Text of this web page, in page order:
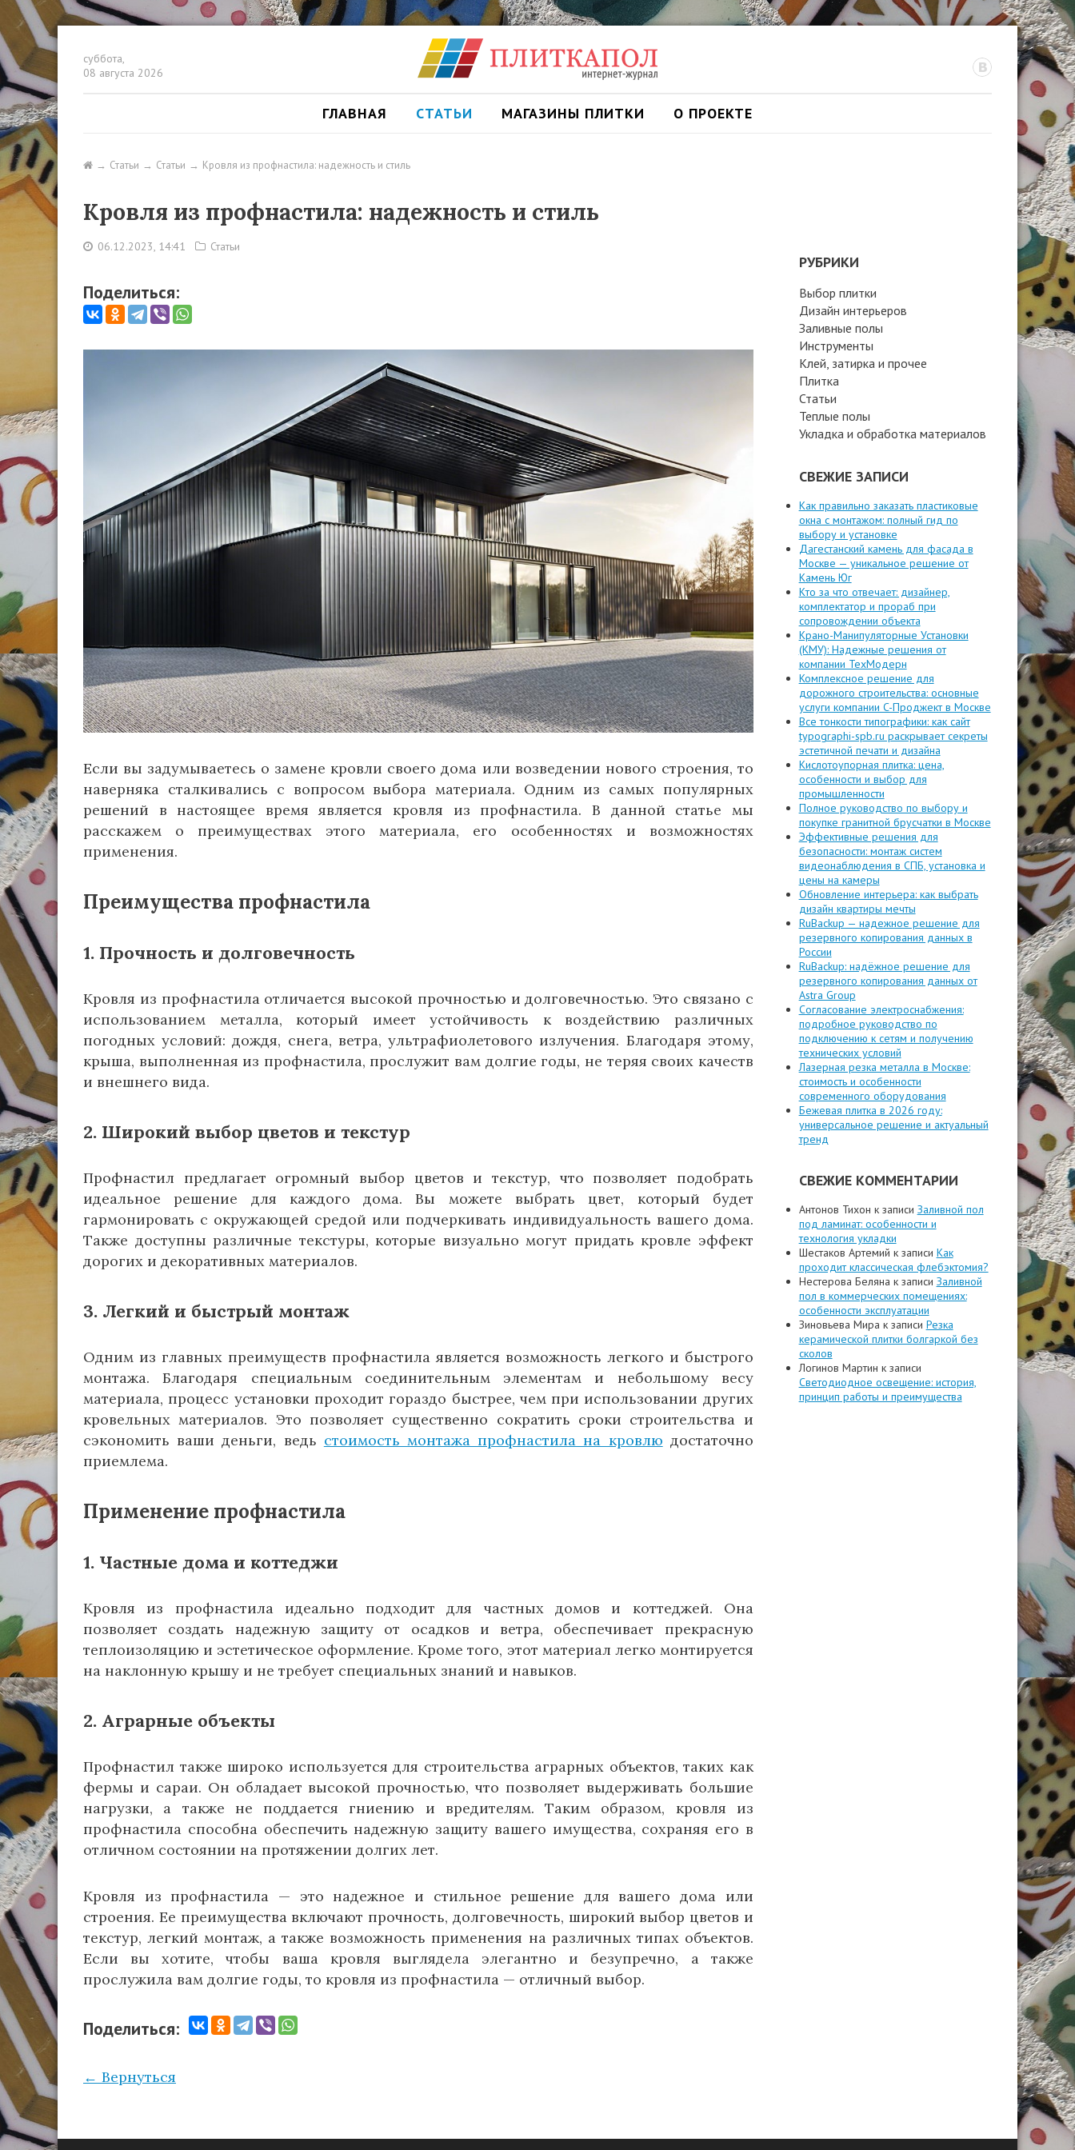
суббота,
08 августа 2026
ГЛАВНАЯ СТАТЬИ МАГАЗИНЫ ПЛИТКИ О ПРОЕКТЕ
Статьи Статьи Кровля из профнастила: надежность и стиль
Кровля из профнастила: надежность и стиль
06.12.2023, 14:41 Статьи
Поделиться:
Если вы задумываетесь о замене кровли своего дома или возведении нового строения, то
наверняка сталкивались с вопросом выбора материала. Одним из самых популярных
решений в настоящее время является кровля из профнастила. В данной статье мы
расскажем о преимуществах этого материала, его особенностях и возможностях
применения.
Преимущества профнастила
1. Прочность и долговечность
Кровля из профнастила отличается высокой прочностью и долговечностью. Это связано с
использованием металла, который имеет устойчивость к воздействию различных
погодных условий: дождя, снега, ветра, ультрафиолетового излучения. Благодаря этому,
крыша, выполненная из профнастила, прослужит вам долгие годы, не теряя своих качеств
и внешнего вида.
2. Широкий выбор цветов и текстур
Профнастил предлагает огромный выбор цветов и текстур, что позволяет подобрать
идеальное решение для каждого дома. Вы можете выбрать цвет, который будет
гармонировать с окружающей средой или подчеркивать индивидуальность вашего дома.
Также доступны различные текстуры, которые визуально могут придать кровле эффект
дорогих и декоративных материалов.
3. Легкий и быстрый монтаж
Одним из главных преимуществ профнастила является возможность легкого и быстрого
монтажа. Благодаря специальным соединительным элементам и небольшому весу
материала, процесс установки проходит гораздо быстрее, чем при использовании других
кровельных материалов. Это позволяет существенно сократить сроки строительства и
сэкономить ваши деньги, ведь стоимость монтажа профнастила на кровлю достаточно
приемлема.
Применение профнастила
1. Частные дома и коттеджи
Кровля из профнастила идеально подходит для частных домов и коттеджей. Она
позволяет создать надежную защиту от осадков и ветра, обеспечивает прекрасную
теплоизоляцию и эстетическое оформление. Кроме того, этот материал легко монтируется
на наклонную крышу и не требует специальных знаний и навыков.
2. Аграрные объекты
Профнастил также широко используется для строительства аграрных объектов, таких как
фермы и сараи. Он обладает высокой прочностью, что позволяет выдерживать большие
нагрузки, а также не поддается гниению и вредителям. Таким образом, кровля из
профнастила способна обеспечить надежную защиту вашего имущества, сохраняя его в
отличном состоянии на протяжении долгих лет.
Кровля из профнастила — это надежное и стильное решение для вашего дома или
строения. Ее преимущества включают прочность, долговечность, широкий выбор цветов и
текстур, легкий монтаж, а также возможность применения на различных типах объектов.
Если вы хотите, чтобы ваша кровля выглядела элегантно и безупречно, а также
прослужила вам долгие годы, то кровля из профнастила — отличный выбор.
Поделиться:
← Вернуться
РУБРИКИ
Выбор плитки
Дизайн интерьеров
Заливные полы
Инструменты
Клей, затирка и прочее
Плитка
Статьи
Теплые полы
Укладка и обработка материалов
СВЕЖИЕ ЗАПИСИ
Как правильно заказать пластиковые
окна с монтажом: полный гид по
выбору и установке
Дагестанский камень для фасада в
Москве — уникальное решение от
Камень Юг
Кто за что отвечает: дизайнер,
комплектатор и прораб при
сопровождении объекта
Крано-Манипуляторные Установки
(КМУ): Надежные решения от
компании ТехМодерн
Комплексное решение для
дорожного строительства: основные
услуги компании C-Проджект в Москве
Все тонкости типографики: как сайт
typographi-spb.ru раскрывает секреты
эстетичной печати и дизайна
Кислотоупорная плитка: цена,
особенности и выбор для
промышленности
Полное руководство по выбору и
покупке гранитной брусчатки в Москве
Эффективные решения для
безопасности: монтаж систем
видеонаблюдения в СПБ, установка и
цены на камеры
Обновление интерьера: как выбрать
дизайн квартиры мечты
RuBackup — надежное решение для
резервного копирования данных в
России
RuBackup: надёжное решение для
резервного копирования данных от
Astra Group
Согласование электроснабжения:
подробное руководство по
подключению к сетям и получению
технических условий
Лазерная резка металла в Москве:
стоимость и особенности
современного оборудования
Бежевая плитка в 2026 году:
универсальное решение и актуальный
тренд
СВЕЖИЕ КОММЕНТАРИИ
Антонов Тихон к записи Заливной пол
под ламинат: особенности и
технология укладки
Шестаков Артемий к записи Как
проходит классическая флебэктомия?
Нестерова Беляна к записи Заливной
пол в коммерческих помещениях:
особенности эксплуатации
Зиновьева Мира к записи Резка
керамической плитки болгаркой без
сколов
Логинов Мартин к записи
Светодиодное освещение: история,
принцип работы и преимущества